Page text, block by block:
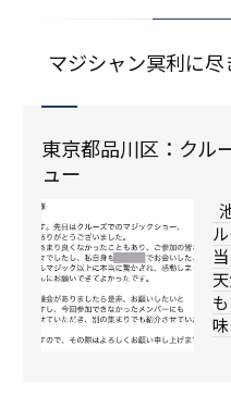
マジシャン冥利に尽
東京都品川区：クル
ュー